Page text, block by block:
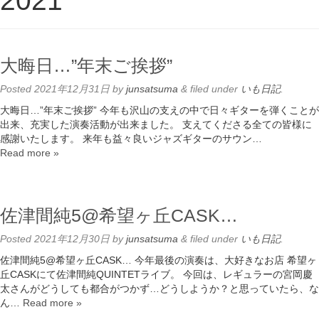
Contact
YouTube
Online Lesson
大晦日…”年末ご挨拶”
Posted 2021年12月31日 byjunsatsuma & filed under いも日記.
大晦日…”年末ご挨拶” 今年も沢山の支えの中で日々ギターを弾くことが
出来、充実した演奏活動が出来ました。 支えてくださる全ての皆様に
感謝いたします。 来年も益々良いジャズギターのサウン…
Read more »
佐津間純5@希望ヶ丘CASK…
Posted 2021年12月30日 byjunsatsuma & filed under いも日記.
佐津間純5@希望ヶ丘CASK… 今年最後の演奏は、大好きなお店 希望ヶ
丘CASKにて佐津間純QUINTETライブ。 今回は、レギュラーの宮岡慶
太さんがどうしても都合がつかず…どうしようか？と思っていたら、な
ん… Read more »